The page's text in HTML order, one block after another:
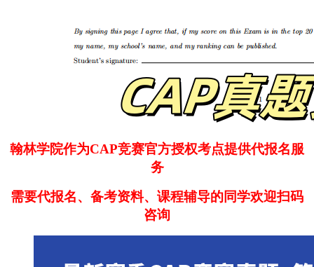
翰林学院作为CAP竞赛官方授权考点提供代报名服
务
需要代报名、备考资料、课程辅导的同学欢迎扫码
咨询